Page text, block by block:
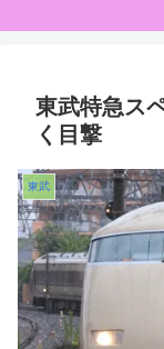
東武特急ス
く目撃
東武